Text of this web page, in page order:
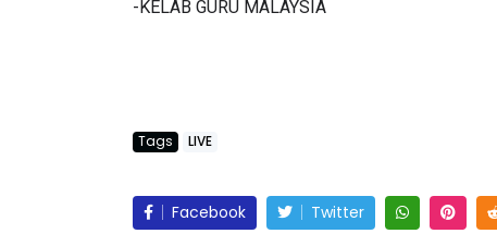
-KELAB GURU MALAYSIA
Tags LIVE
Facebook Twitter